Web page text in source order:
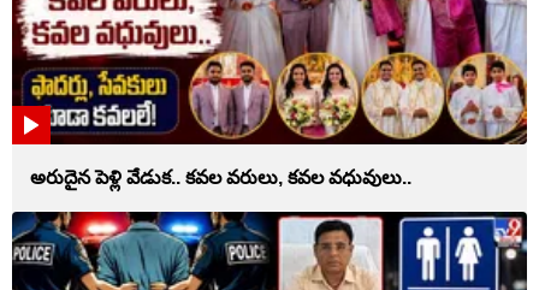
అరుదైన పెళ్లి వేడుక.. కవల వరులు, కవల వధువులు..